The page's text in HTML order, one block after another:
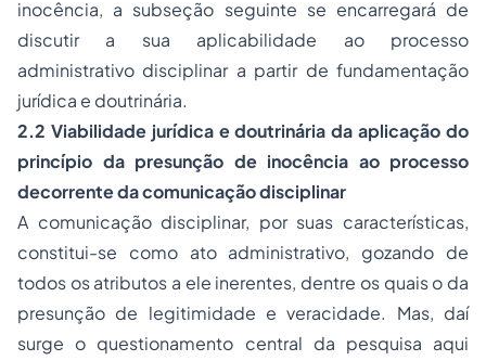
inocência, a subseção seguinte se encarregará de
discutir a sua aplicabilidade ao processo
administrativo disciplinar a partir de fundamentação
jurídica e doutrinária.
2.2 Viabilidade jurídica e doutrinária da aplicação do
princípio da presunção de inocência ao processo
decorrente da comunicação disciplinar
A comunicação disciplinar, por suas características,
constitui-se como ato administrativo, gozando de
todos os atributos a ele inerentes, dentre os quais o da
presunção de legitimidade e veracidade. Mas, daí
surge o questionamento central da pesquisa aqui